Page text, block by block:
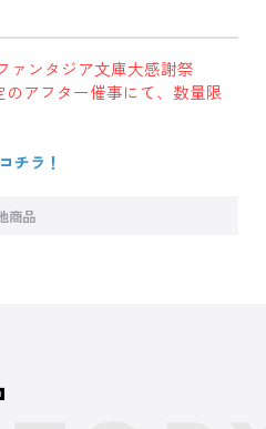
ァンタジア文庫大感謝祭
のアフター催事にて、数量限
コチラ！
商品